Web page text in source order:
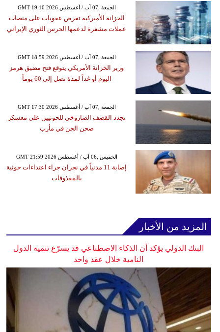
GMT 19:10 2026 الجمعة ,07 آب / أغسطس
الخزانة الأميركية تفرض عقوبات على منصات
عملات مشفرة لدعمها الحرس الثوري الإيراني
GMT 18:59 2026 الجمعة ,07 آب / أغسطس
وزير الخزانة الأمريكي يتوقع فتح مضيق هرمز
اليوم أو غداً لمدة تصل إلى 60 يوماً
GMT 17:30 2026 الجمعة ,07 آب / أغسطس
تجدد القصف الصاروخي للحوثيين على معسكر
صحن الجن في مأرب
GMT 21:59 2026 الخميس ,06 آب / أغسطس
إصابة 11 مدنياً في نجران جراء اعتداءات حوثية
بالمقذوفات
المزيد من الأخبار
البنك الدولي يؤكد أن الذكاء الاصطناعي قد يسرّع تنمية الدول
النامية خلال عقد واحد